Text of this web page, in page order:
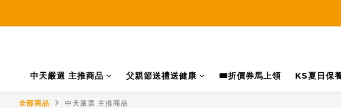
中天嚴選 主推商品 父親節送禮送健康 🎟️折價券馬上領 KS夏日保
全部商品 中天嚴選 主推商品